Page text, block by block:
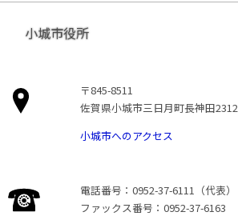
小城市役所
〒845-8511
佐賀県小城市三日月町長神田
小城市へのアクセス
電話番号：0952-37-6111（代表）
ファックス番号：0952-37-6163